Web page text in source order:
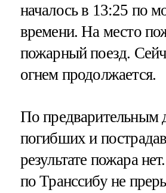
началось в 13:25 по
времени. На место
пожарный поезд.
огнем продолжается.
По предварительным
погибших и
результате пожара
по Транссибу не